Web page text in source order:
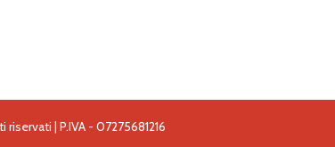
| P.IVA - 07275681216